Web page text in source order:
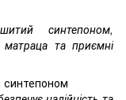
синтепоном,
матраца та приємні